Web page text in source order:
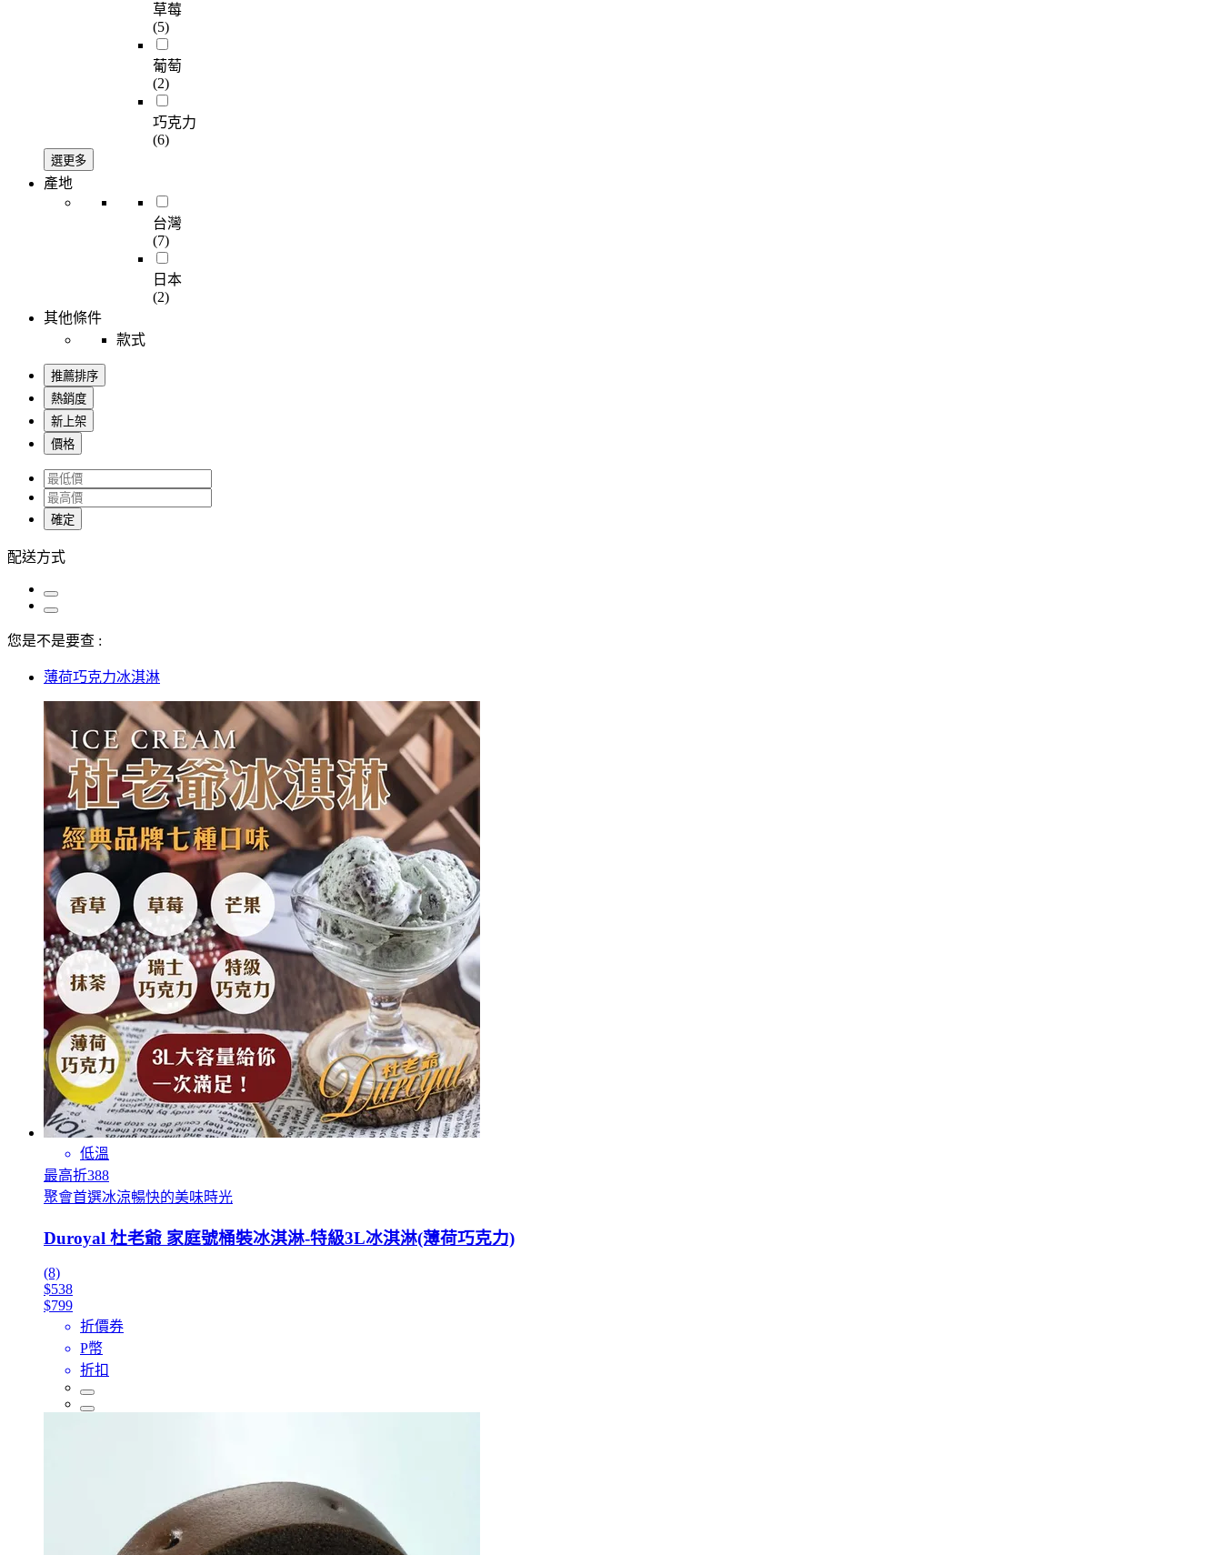
草莓
(5)
葡萄
(2)
巧克力
(6)
選更多
產地
台灣
(7)
日本
(2)
其他條件
款式
推薦排序
熱銷度
新上架
價格
確定
配送方式
您是不是要查 :
薄荷巧克力冰淇淋
低溫
最高折388
聚會首選冰涼暢快的美味時光
Duroyal 杜老爺 家庭號桶裝冰淇淋-特級3L冰淇淋(薄荷巧克力)
(8)
$538
$799
折價券
P幣
折扣